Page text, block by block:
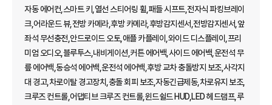
자동 에어컨,스마트 키,열선 스티어링 휠,패들 시프트,전자식 파킹브레이
크,어라운드 뷰,전방 카메라,후방 카메라,후방감지센서,전방감지센서,앞
좌석 무선충전,안드로이드 오토,애플 카플레이,와이드 디스플레이,프리
미엄 오디오,블루투스,내비게이션,커튼 에어백,사이드 에어백,운전석 무
릎 에어백,동승석 에어백,운전석 에어백,후방 교차 충돌방지 보조,사각지
대 경고,차로이탈 경고장치,충돌 회피 보조,자동긴급제동,차로유지 보조,
크루즈 컨트롤,어댑티브 크루즈 컨트롤,윈드쉴드 HUD,LED 헤드램프,루